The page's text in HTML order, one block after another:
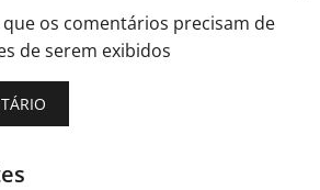
os comentários precisam de
de serem exibidos